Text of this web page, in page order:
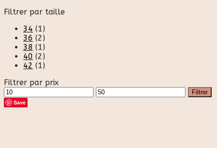
Filtrer par taille
34 (1)
36 (2)
38 (1)
40 (2)
42 (1)
Filtrer par prix
Prix
min
Prix
max
Filtrer
Save